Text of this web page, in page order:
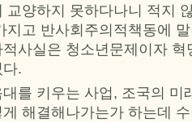
교양하지 못하다나니 적지
지고 반사회주의적책동에
사실은 청소년문제이자
.
를 키우는 사업, 조국의 미
해결해나가는가 하는데